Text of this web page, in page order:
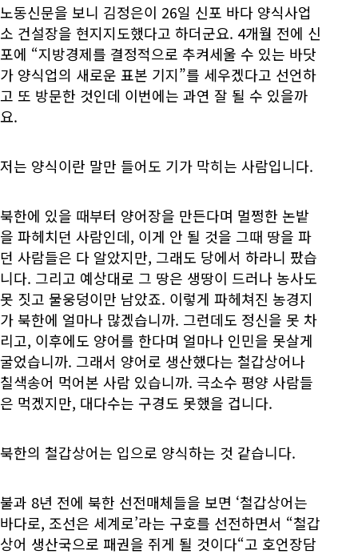
노동신문을 보니 김정은이 26일 신포 바다 양식사업
소 건설장을 현지지도했다고 하더군요. 4개월 전에 신
포에 “지방경제를 결정적으로 추켜세울 수 있는 바닷
가 양식업의 새로운 표본 기지”를 세우겠다고 선언하
고 또 방문한 것인데 이번에는 과연 잘 될 수 있을까
요.
저는 양식이란 말만 들어도 기가 막히는 사람입니다.
북한에 있을 때부터 양어장을 만든다며 멀쩡한 논밭
을 파헤치던 사람인데, 이게 안 될 것을 그때 땅을 파
던 사람들은 다 알았지만, 그래도 당에서 하라니 팠습
니다. 그리고 예상대로 그 땅은 생땅이 드러나 농사도
못 짓고 물웅덩이만 남았죠. 이렇게 파헤쳐진 농경지
가 북한에 얼마나 많겠습니까. 그런데도 정신을 못 차
리고, 이후에도 양어를 한다며 얼마나 인민을 못살게
굴었습니까. 그래서 양어로 생산했다는 철갑상어나
칠색송어 먹어본 사람 있습니까. 극소수 평양 사람들
은 먹겠지만, 대다수는 구경도 못했을 겁니다.
북한의 철갑상어는 입으로 양식하는 것 같습니다.
불과 8년 전에 북한 선전매체들을 보면 ‘철갑상어는
바다로, 조선은 세계로’라는 구호를 선전하면서 “철갑
상어 생산국으로 패권을 쥐게 될 것이다“고 호언장담